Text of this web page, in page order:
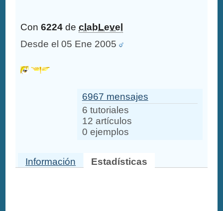
Con6224 declabLevel
Desde el 05 Ene 2005
6967 mensajes
6 tutoriales
12 artículos
0 ejemplos
Información Estadísticas